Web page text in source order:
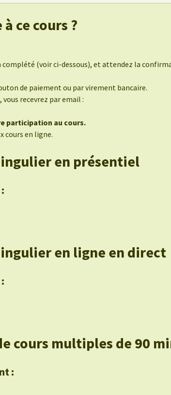
ce cours ?
(voir ci-dessous), et attendez la
de paiement ou par virement bancaire.
recevrez par email :
participation au cours.
cours en ligne.
en présentiel
en ligne en direct
cours multiples de 90
: